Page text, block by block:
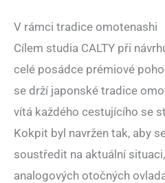
V rámci tradice omotenashi
Cílem studia CALTY při
celé posádce prémiové
se drží japonské tradice
vítá každého cestujícího se
Kokpit byl navržen tak, aby
soustředit na aktuální
analogových otočných